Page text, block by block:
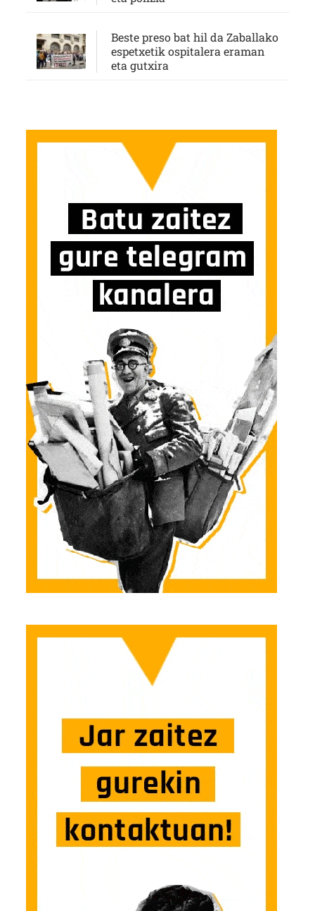
Beste preso bat hil da Zaballako
espetxetik ospitalera eraman
eta gutxira